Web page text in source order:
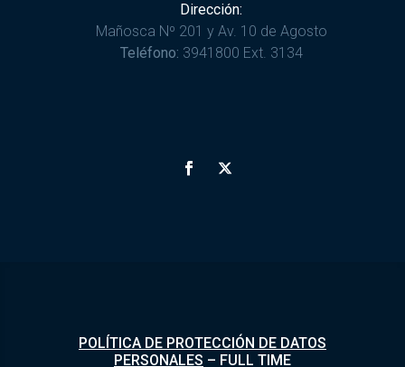
Dirección:
Mañosca Nº 201 y Av. 10 de Agosto
Teléfono: 3941800 Ext. 3134
POLÍTICA DE PROTECCIÓN DE DATOS
PERSONALES – FULL TIME